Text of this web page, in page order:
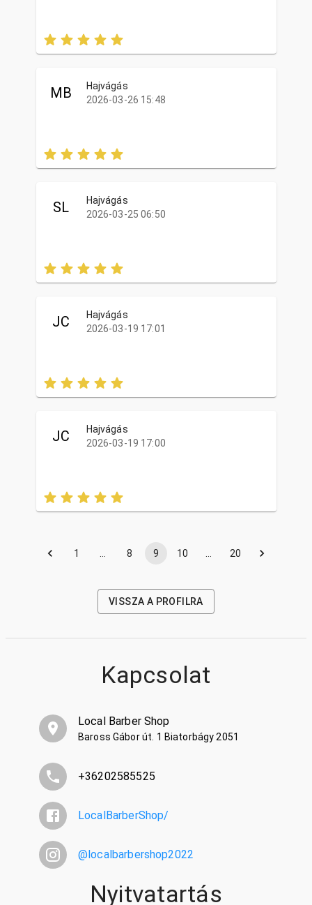
MB
Hajvágás
2026-03-26 15:48
SL
Hajvágás
2026-03-25 06:50
JC
Hajvágás
2026-03-19 17:01
JC
Hajvágás
2026-03-19 17:00
1 … 8 9 10 … 20
VISSZA A PROFILRA
Kapcsolat
Local Barber Shop
Baross Gábor út. 1 Biatorbágy 2051
+36202585525
LocalBarberShop/
@localbarbershop2022
Nyitvatartás